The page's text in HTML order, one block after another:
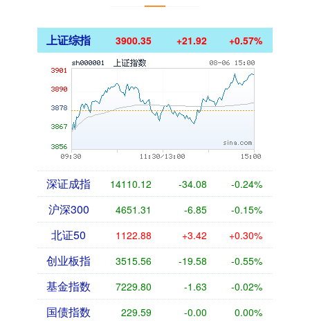
上证综指 3900.35 +21.92 +0.57%
深证成指 14110.12 -34.08 -0.24%
沪深300 4651.31 -6.85 -0.15%
北证50 1122.88 +3.42 +0.30%
创业板指 3515.56 -19.58 -0.55%
基金指数 7229.80 -1.63 -0.02%
国债指数 229.59 -0.00 0.00%